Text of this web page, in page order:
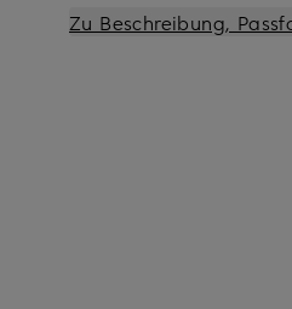
Zu Beschreibung,